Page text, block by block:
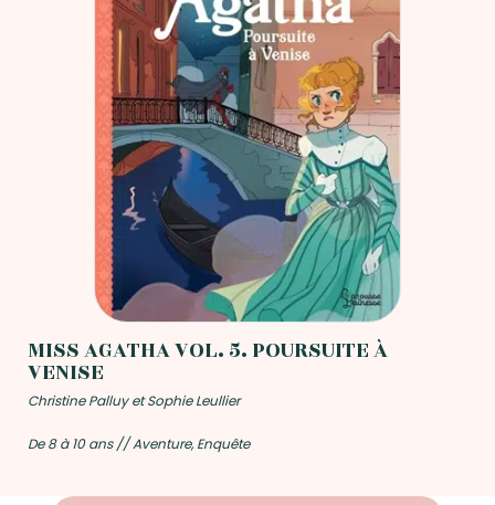
MISS AGATHA VOL. 5. POURSUITE À
VENISE
Christine Palluy et Sophie Leullier
De 8 à 10 ans // Aventure, Enquête